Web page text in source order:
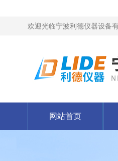
欢迎光临宁波利德仪器设备
网站首页